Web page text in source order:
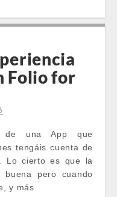
Folio for
una App que
tengáis cuenta de
Lo cierto es que la
pero cuando
y más